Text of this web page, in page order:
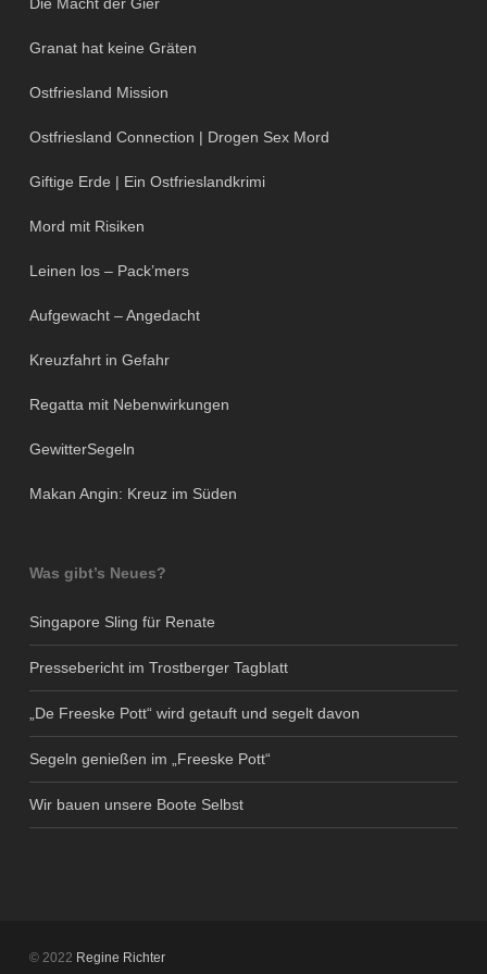
Granat hat keine Gräten
Ostfriesland Mission
Ostfriesland Connection | Drogen Sex Mord
Giftige Erde | Ein Ostfrieslandkrimi
Mord mit Risiken
Leinen los – Pack’mers
Aufgewacht – Angedacht
Kreuzfahrt in Gefahr
Regatta mit Nebenwirkungen
GewitterSegeln
Makan Angin: Kreuz im Süden
Was gibt’s Neues?
Singapore Sling für Renate
Pressebericht im Trostberger Tagblatt
„De Freeske Pott“ wird getauft und segelt davon
Segeln genießen im „Freeske Pott“
Wir bauen unsere Boote Selbst
© 2022 Regine Richter